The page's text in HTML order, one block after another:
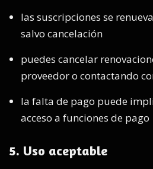
las suscripciones se
salvo cancelación
puedes cancelar
proveedor o contactando
la falta de pago puede
acceso a funciones de pago
5. Uso aceptable